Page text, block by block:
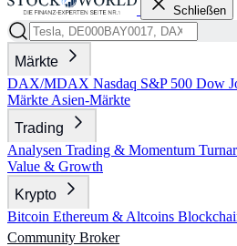
Schließen
Märkte
DAX/MDAX Nasdaq S&P 500 Dow
Märkte Asien-Märkte
Trading
Analysen Trading & Momentum
Value & Growth
Krypto
Bitcoin Ethereum & Altcoins
Community Broker